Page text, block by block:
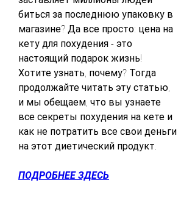
биться за последнюю упаковку в
магазине? Да все просто: цена на
кету для похудения - это
настоящий подарок жизнь!
Хотите узнать, почему? Тогда
продолжайте читать эту статью,
и мы обещаем, что вы узнаете
все секреты похудения на кете и
как не потратить все свои деньги
на этот диетический продукт.
ПОДРОБНЕЕ ЗДЕСЬ